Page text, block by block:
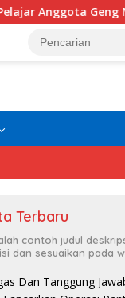
Motor di Beringin
Terbaru
contoh judul
dan sesuaikan pada